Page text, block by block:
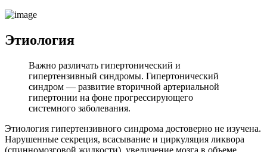
Этиология
Важно различать гипертонический и
гипертензивный синдромы. Гипертонический
синдром — развитие вторичной артериальной
гипертонии на фоне прогрессирующего
системного заболевания.
Этиология гипертензивного синдрома достоверно не изучена.
Нарушенные секреция, всасывание и циркуляция ликвора
(спинномозговой жидкости), увеличение мозга в объеме,